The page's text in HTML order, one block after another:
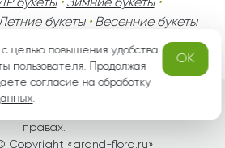
букеты• Зимние букеты•
букеты• Весенние букеты
•
•Праздники!
правах.
Copyright «grand-flora.ru»
целью повышения удобства
пользователя. Продолжая
согласие наобработку
.
OK